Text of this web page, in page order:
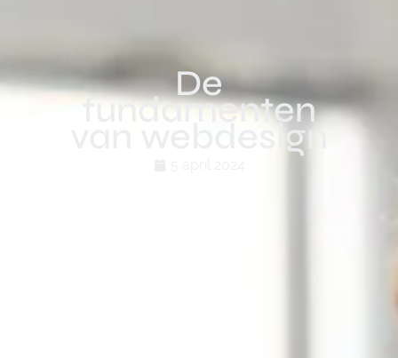
De
fundamenten
van webdesign